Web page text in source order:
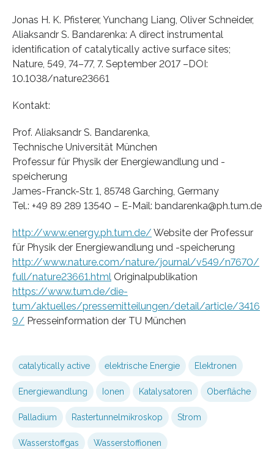
Jonas H. K. Pfisterer, Yunchang Liang, Oliver Schneider,
Aliaksandr S. Bandarenka: A direct instrumental
identification of catalytically active surface sites;
Nature, 549, 74–77, 7. September 2017 –DOI:
10.1038/nature23661
Kontakt:
Prof. Aliaksandr S. Bandarenka,
Technische Universität München
Professur für Physik der Energiewandlung und -
speicherung
James-Franck-Str. 1, 85748 Garching, Germany
Tel.: +49 89 289 13540 – E-Mail: bandarenka@ph.tum.de
http://www.energy.ph.tum.de/ Website der Professur
für Physik der Energiewandlung und -speicherung
http://www.nature.com/nature/journal/v549/n7670/
full/nature23661.html Originalpublikation
https://www.tum.de/die-
tum/aktuelles/pressemitteilungen/detail/article/3416
9/ Presseinformation der TU München
catalytically active elektrische Energie Elektronen
Energiewandlung Ionen Katalysatoren Oberfläche
Palladium Rastertunnelmikroskop Strom
Wasserstoffgas Wasserstoffionen